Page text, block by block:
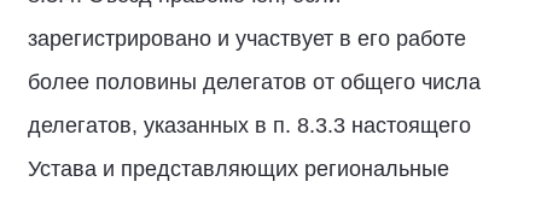
зарегистрировано и участвует в его работе
более половины делегатов от общего числа
делегатов, указанных в п. 8.3.3 настоящего
Устава и представляющих региональные